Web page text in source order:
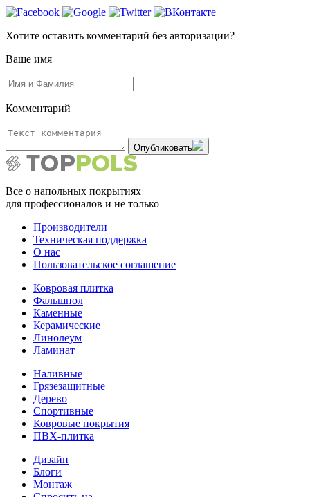
Хотите оставить комментарий без авторизации?
Ваше имя
Комментарий
Опубликовать
Все о напольных покрытиях
для профессионалов и не только
Производители
Техническая поддержка
О нас
Пользовательское соглашение
Ковровая плитка
Фальшпол
Каменные
Керамические
Линолеум
Ламинат
Наливные
Грязезащитные
Дерево
Спортивные
Ковровые покрытия
ПВХ-плитка
Дизайн
Блоги
Монтаж